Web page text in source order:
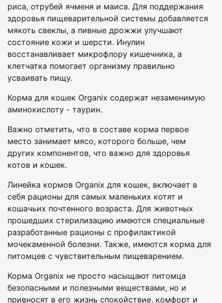
риса, отрубей ячменя и маиса. Для поддержания
здоровья пищеварительной системы добавляется
мякоть свеклы, а пивные дрожжи улучшают
состояние кожи и шерсти. Инулин
восстанавливает микрофлору кишечника, а
клетчатка помогает организму правильно
усваивать пищу.
Корма для кошек Organix содержат незаменимую
аминокислоту - таурин.
Важно отметить, что в составе корма первое
место занимает мясо, которого больше, чем
других компонентов, что важно для здоровья
котов и кошек.
Линейка кормов Organix для кошек, включает в
себя рационы для самых маленьких котят и
кошачьих почтенного возраста. Для животных
прошедших стерилизацию имеются специальные
разработанные рационы с профилактикой
мочекаменной болезни. Также, имеются корма для
питомцев с чувствительным пищеварением.
Корма Organix не просто насыщают питомца
безопасными и полезными веществами, но и
привносят в его жизнь спокойствие, комфорт и